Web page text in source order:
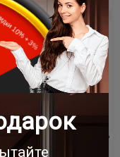
Новинка
дверь
/ Тиволи А-2
Версилк крем